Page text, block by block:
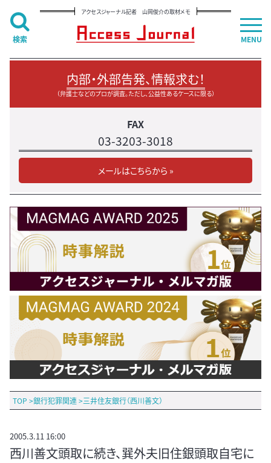
アクセスジャーナル記者 山岡俊介の取材メモ
内部・外部告発、情報求む！
（弁護士などのプロが調査。ただし、公益性あるケースに限る）
FAX
03-3203-3018
メールはこちらから »
TOP >銀行犯罪関連>三井住友銀行（西川善文）
2005.3.11 16:00
西川善文頭取に続き、巽外夫旧住銀頭取自宅に
MENU
検索